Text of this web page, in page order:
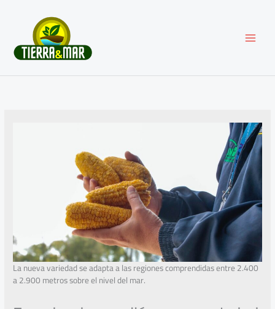
contenido
La nueva variedad se adapta a las regiones comprendidas entre 2.400
a 2.900 metros sobre el nivel del mar.